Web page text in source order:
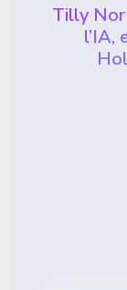
Tilly
l’IA,